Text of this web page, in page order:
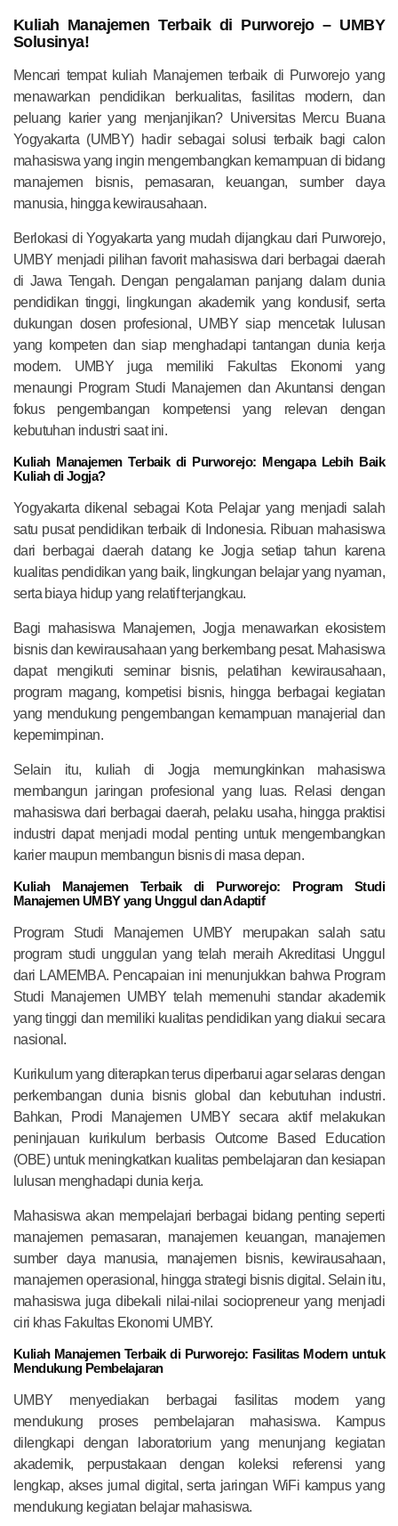
Kuliah Manajemen Terbaik di Purworejo – UMBY
Solusinya!
Mencari tempat kuliah Manajemen terbaik di Purworejo yang
menawarkan pendidikan berkualitas, fasilitas modern, dan
peluang karier yang menjanjikan? Universitas Mercu Buana
Yogyakarta (UMBY) hadir sebagai solusi terbaik bagi calon
mahasiswa yang ingin mengembangkan kemampuan di bidang
manajemen bisnis, pemasaran, keuangan, sumber daya
manusia, hingga kewirausahaan.
Berlokasi di Yogyakarta yang mudah dijangkau dari Purworejo,
UMBY menjadi pilihan favorit mahasiswa dari berbagai daerah
di Jawa Tengah. Dengan pengalaman panjang dalam dunia
pendidikan tinggi, lingkungan akademik yang kondusif, serta
dukungan dosen profesional, UMBY siap mencetak lulusan
yang kompeten dan siap menghadapi tantangan dunia kerja
modern. UMBY juga memiliki Fakultas Ekonomi yang
menaungi Program Studi Manajemen dan Akuntansi dengan
fokus pengembangan kompetensi yang relevan dengan
kebutuhan industri saat ini.
Kuliah Manajemen Terbaik di Purworejo: Mengapa Lebih Baik
Kuliah di Jogja?
Yogyakarta dikenal sebagai Kota Pelajar yang menjadi salah
satu pusat pendidikan terbaik di Indonesia. Ribuan mahasiswa
dari berbagai daerah datang ke Jogja setiap tahun karena
kualitas pendidikan yang baik, lingkungan belajar yang nyaman,
serta biaya hidup yang relatif terjangkau.
Bagi mahasiswa Manajemen, Jogja menawarkan ekosistem
bisnis dan kewirausahaan yang berkembang pesat. Mahasiswa
dapat mengikuti seminar bisnis, pelatihan kewirausahaan,
program magang, kompetisi bisnis, hingga berbagai kegiatan
yang mendukung pengembangan kemampuan manajerial dan
kepemimpinan.
Selain itu, kuliah di Jogja memungkinkan mahasiswa
membangun jaringan profesional yang luas. Relasi dengan
mahasiswa dari berbagai daerah, pelaku usaha, hingga praktisi
industri dapat menjadi modal penting untuk mengembangkan
karier maupun membangun bisnis di masa depan.
Kuliah Manajemen Terbaik di Purworejo: Program Studi
Manajemen UMBY yang Unggul dan Adaptif
Program Studi Manajemen UMBY merupakan salah satu
program studi unggulan yang telah meraih Akreditasi Unggul
dari LAMEMBA. Pencapaian ini menunjukkan bahwa Program
Studi Manajemen UMBY telah memenuhi standar akademik
yang tinggi dan memiliki kualitas pendidikan yang diakui secara
nasional.
Kurikulum yang diterapkan terus diperbarui agar selaras dengan
perkembangan dunia bisnis global dan kebutuhan industri.
Bahkan, Prodi Manajemen UMBY secara aktif melakukan
peninjauan kurikulum berbasis Outcome Based Education
(OBE) untuk meningkatkan kualitas pembelajaran dan kesiapan
lulusan menghadapi dunia kerja.
Mahasiswa akan mempelajari berbagai bidang penting seperti
manajemen pemasaran, manajemen keuangan, manajemen
sumber daya manusia, manajemen bisnis, kewirausahaan,
manajemen operasional, hingga strategi bisnis digital. Selain itu,
mahasiswa juga dibekali nilai-nilai sociopreneur yang menjadi
ciri khas Fakultas Ekonomi UMBY.
Kuliah Manajemen Terbaik di Purworejo: Fasilitas Modern untuk
Mendukung Pembelajaran
UMBY menyediakan berbagai fasilitas modern yang
mendukung proses pembelajaran mahasiswa. Kampus
dilengkapi dengan laboratorium yang menunjang kegiatan
akademik, perpustakaan dengan koleksi referensi yang
lengkap, akses jurnal digital, serta jaringan WiFi kampus yang
mendukung kegiatan belajar mahasiswa.